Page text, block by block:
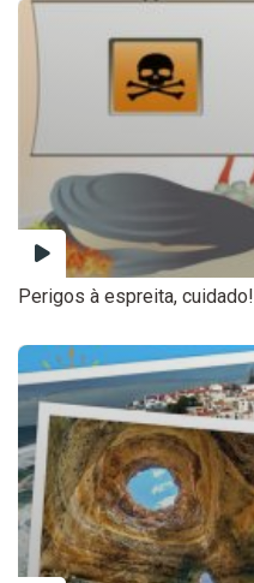
Perigos à espreita, cuidado!